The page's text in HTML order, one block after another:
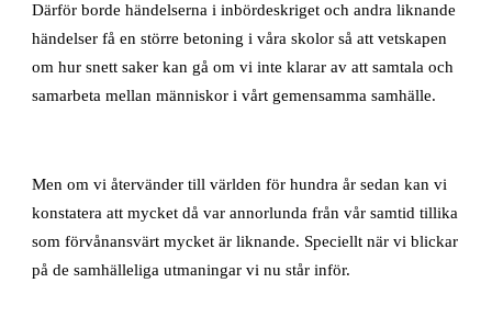
Därför borde händelserna i inbördeskriget och andra liknande
händelser få en större betoning i våra skolor så att vetskapen
om hur snett saker kan gå om vi inte klarar av att samtala och
samarbeta mellan människor i vårt gemensamma samhälle.
Men om vi återvänder till världen för hundra år sedan kan vi
konstatera att mycket då var annorlunda från vår samtid tillika
som förvånansvärt mycket är liknande. Speciellt när vi blickar
på de samhälleliga utmaningar vi nu står inför.